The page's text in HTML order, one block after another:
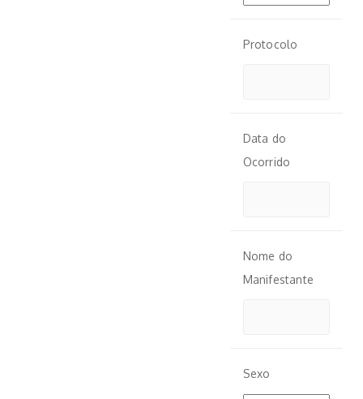
Protocolo
Data do
Ocorrido
Nome do
Manifestante
Sexo